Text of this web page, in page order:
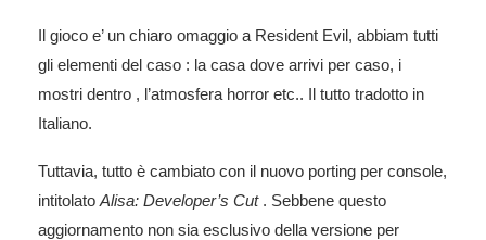
Il gioco e’ un chiaro omaggio a Resident Evil, abbiam tutti
gli elementi del caso : la casa dove arrivi per caso, i
mostri dentro , l’atmosfera horror etc.. Il tutto tradotto in
Italiano.
Tuttavia, tutto è cambiato con il nuovo porting per console,
intitolato Alisa: Developer’s Cut. Sebbene questo
aggiornamento non sia esclusivo della versione per